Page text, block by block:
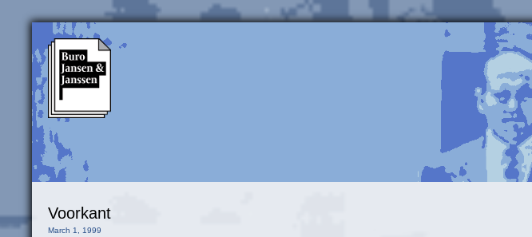
Voorkant
March 1, 1999